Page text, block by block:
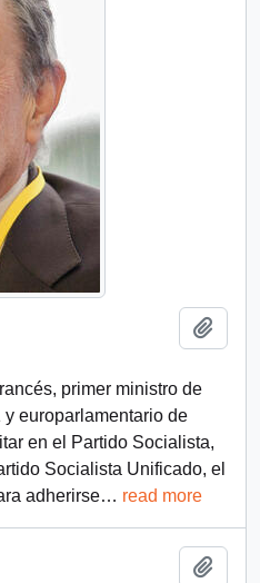
primer ministro de
europarlamentario de
en el Partido Socialista,
Socialista Unificado, el
adherirse… read more